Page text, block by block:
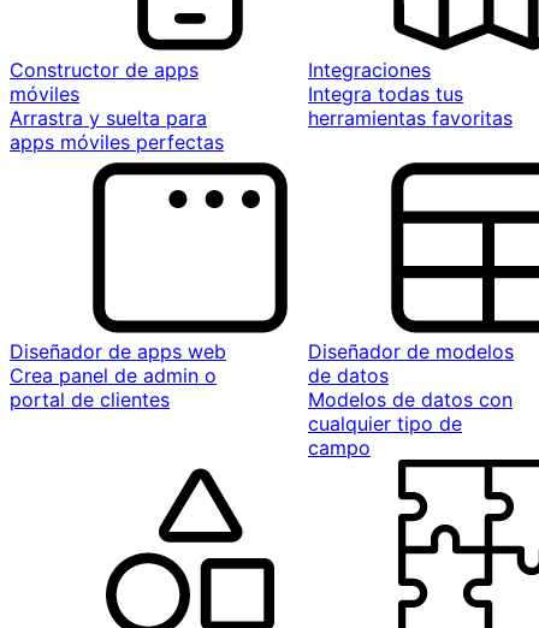
Constructor de apps
móviles
Arrastra y suelta para
apps móviles perfectas
Integraciones
Integra todas tus
herramientas favoritas
Diseñador de apps web
Crea panel de admin o
portal de clientes
Diseñador de modelos
de datos
Modelos de datos con
cualquier tipo de
campo